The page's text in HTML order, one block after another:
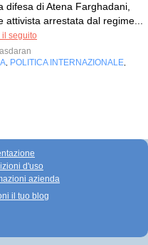
difesa di Atena Farghadani,
attivista arrestata dal regime...
il seguito
POLITICA INTERNAZIONALE
d'uso
azienda
il tuo blog